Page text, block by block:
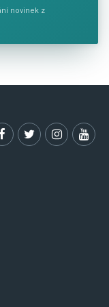
novinek z